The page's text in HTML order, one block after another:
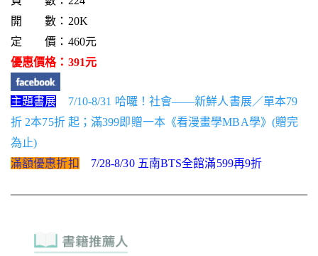
開 數：20K
定 價：460元
優惠價格：391元
主題書展
7/10-8/31 哈囉！社會——新鮮人書展／單本79
折 2本75折 起；滿399即贈一本《看漫畫學MBA學》(贈完
為止)
滿額優惠折扣
7/28-8/30 五南BTS全館滿599再9折